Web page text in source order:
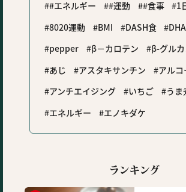
#エネルギー #運動 #食事
1
8020運動
BMI DASH食 DHA
pepper
β－カロテン
β-グル
あじ
アスタキサンチン
アルコ
アンチエイジング
いちご
うま
エネルギー
エノキダケ
ランキング